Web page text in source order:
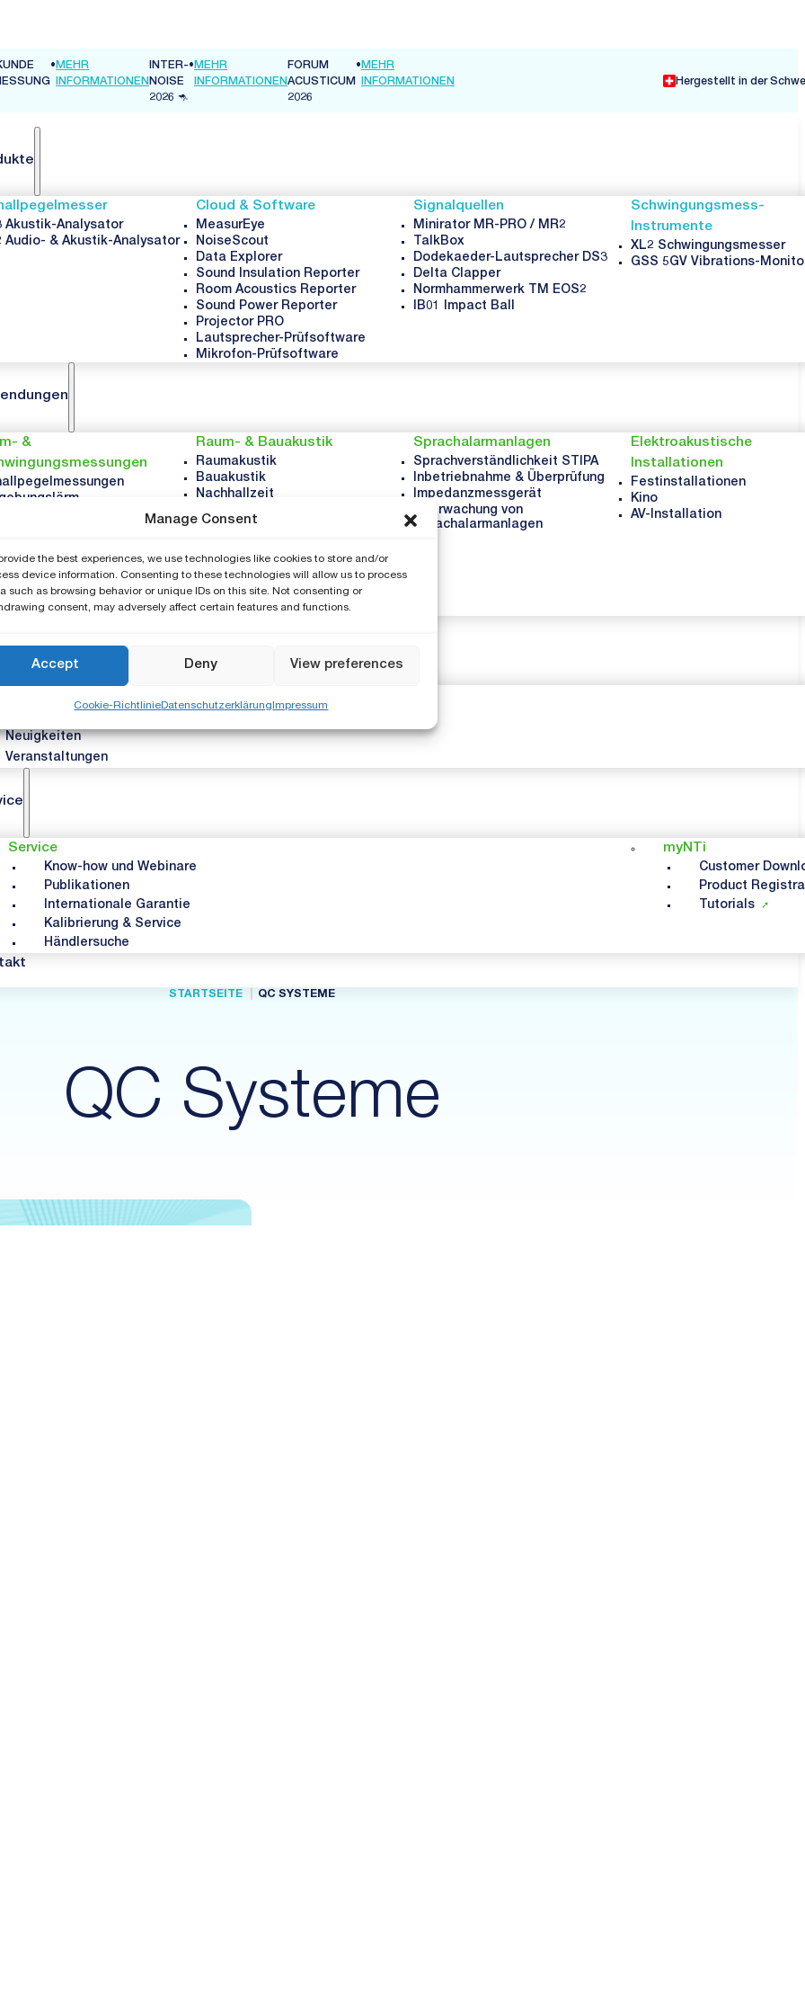
Manage Consent
the best experiences, we use technologies like cookies to store and/or
device information. Consenting to these technologies will allow us to process
such as browsing behavior or unique IDs on this site. Not consenting or
consent, may adversely affect certain features and functions.
Accept Deny View preferences
Cookie-RichtlinieDatenschutzerklärung Impressum
•MEHR
INFORMATIONEN
INTER-
NOISE
2026 🦘
•MEHR
INFORMATIONEN
FORUM
ACUSTICUM
2026
•MEHR
INFORMATIONEN
Hergestellt in der
Akustik-Analysator
Audio- & Akustik-Analysator
Cloud & Software
MeasurEye
NoiseScout
Data Explorer
Sound Insulation Reporter
Room Acoustics Reporter
Sound Power Reporter
Projector PRO
Lautsprecher-Prüfsoftware
Mikrofon-Prüfsoftware
Signalquellen
Minirator MR-PRO / MR2
TalkBox
Dodekaeder-Lautsprecher DS3
Delta Clapper
Normhammerwerk TM EOS2
IB01 Impact Ball
Schwingungsmess-
Instrumente
XL2 Schwingungsmesser
GSS 5GV Vibrations-
&
Raum- & Bauakustik
Raumakustik
Bauakustik
Nachhallzeit
Sprachalarmanlagen
Sprachverständlichkeit STIPA
Inbetriebnahme & Überprüfung
Impedanzmessgerät
Überwachung von
Sprachalarmanlagen
Elektroakustische
Installationen
Festinstallationen
Kino
AV-Installation
Neuigkeiten
Veranstaltungen
Service
Know-how und Webinare
Publikationen
Internationale Garantie
Kalibrierung & Service
Händlersuche
myNTi
Customer
Product
Tutorials
QC Systeme
STARTSEITE QC SYSTEME